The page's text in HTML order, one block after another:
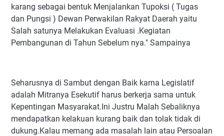
karang sebagai bentuk Menjalankan Tupoksi ( Tugas
dan Pungsi ) Dewan Perwakilan Rakyat Daerah yaitu
Salah satunya Melakukan Evaluasi .Kegiatan
Pembangunan di Tahun Sebelum nya." Sampainya
Seharusnya di Sambut dengan Baik karna Legislatif
adalah Mitranya Esekutif harus berkerja sama untuk
Kepentingan Masyarakat.Ini Justru Malah Sebaliknya
mendapatkan kelakuan kurang baik dan tolak tidak di
dukung.Kalau memang ada masalah lain atau Persoalan